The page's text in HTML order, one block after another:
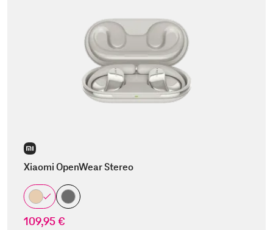
Xiaomi OpenWear Stereo
109,95 €